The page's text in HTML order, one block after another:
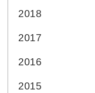
2018
2017
2016
2015